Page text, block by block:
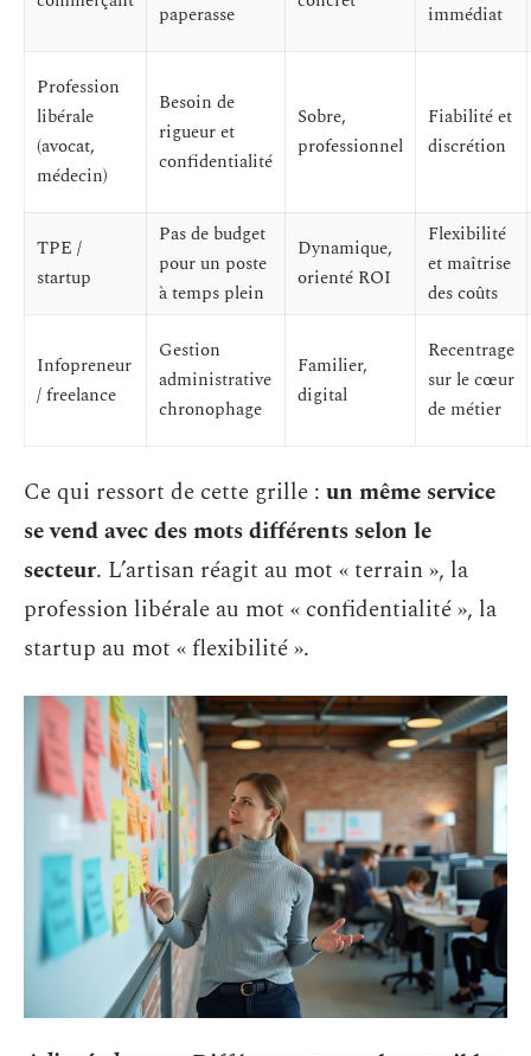
paperasse immédiat
Profession
libérale
(avocat,
médecin)
Besoin de
rigueur et
confidentialité
Sobre,
professionnel
Fiabilité et
discrétion
TPE /
startup
Pas de budget
pour un poste
à temps plein
Dynamique,
orienté ROI
Flexibilité
et maîtrise
des coûts
Infopreneur
/ freelance
Gestion
administrative
chronophage
Familier,
digital
Recentrage
sur le cœur
de métier
Ce qui ressort de cette grille : un même service
se vend avec des mots différents selon le
secteur. L’artisan réagit au mot « terrain », la
profession libérale au mot « confidentialité », la
startup au mot « flexibilité ».